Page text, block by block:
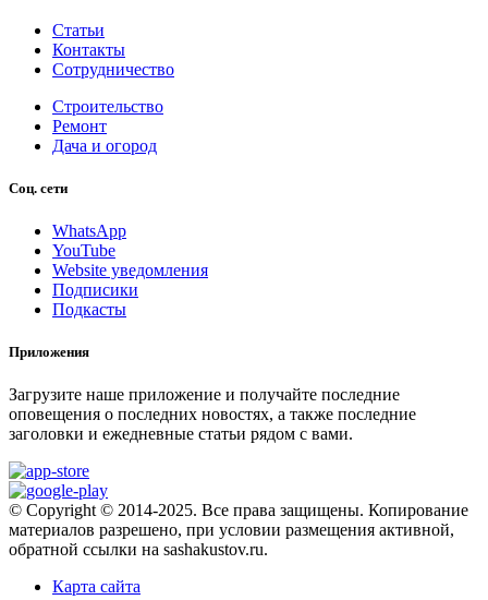
Статьи
Контакты
Сотрудничество
Строительство
Ремонт
Дача и огород
Соц. сети
WhatsApp
YouTube
Website уведомления
Подписики
Подкасты
Приложения
Загрузите наше приложение и получайте последние
оповещения о последних новостях, а также последние
заголовки и ежедневные статьи рядом с вами.
© Copyright © 2014-2025. Все права защищены. Копирование
материалов разрешено, при условии размещения активной,
обратной ссылки на sashakustov.ru.
Карта сайта